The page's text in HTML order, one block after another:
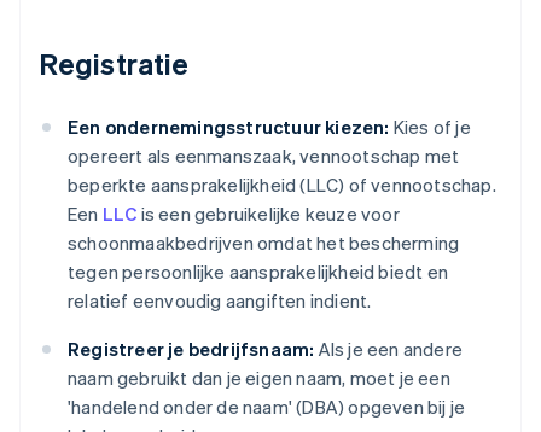
Registratie
Een ondernemingsstructuur kiezen: Kies of je
opereert als eenmanszaak, vennootschap met
beperkte aansprakelijkheid (LLC) of vennootschap.
Een LLC is een gebruikelijke keuze voor
schoonmaakbedrijven omdat het bescherming
tegen persoonlijke aansprakelijkheid biedt en
relatief eenvoudig aangiften indient.
Registreer je bedrijfsnaam: Als je een andere
naam gebruikt dan je eigen naam, moet je een
'handelend onder de naam' (DBA) opgeven bij je